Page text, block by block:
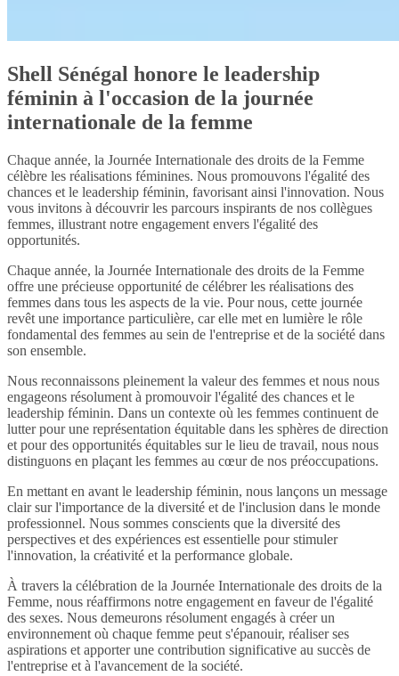
Shell Sénégal honore le leadership
féminin à l'occasion de la journée
internationale de la femme
Chaque année, la Journée Internationale des droits de la Femme
célèbre les réalisations féminines. Nous promouvons l'égalité des
chances et le leadership féminin, favorisant ainsi l'innovation. Nous
vous invitons à découvrir les parcours inspirants de nos collègues
femmes, illustrant notre engagement envers l'égalité des
opportunités.
Chaque année, la Journée Internationale des droits de la Femme
offre une précieuse opportunité de célébrer les réalisations des
femmes dans tous les aspects de la vie. Pour nous, cette journée
revêt une importance particulière, car elle met en lumière le rôle
fondamental des femmes au sein de l'entreprise et de la société dans
son ensemble.
Nous reconnaissons pleinement la valeur des femmes et nous nous
engageons résolument à promouvoir l'égalité des chances et le
leadership féminin. Dans un contexte où les femmes continuent de
lutter pour une représentation équitable dans les sphères de direction
et pour des opportunités équitables sur le lieu de travail, nous nous
distinguons en plaçant les femmes au cœur de nos préoccupations.
En mettant en avant le leadership féminin, nous lançons un message
clair sur l'importance de la diversité et de l'inclusion dans le monde
professionnel. Nous sommes conscients que la diversité des
perspectives et des expériences est essentielle pour stimuler
l'innovation, la créativité et la performance globale.
À travers la célébration de la Journée Internationale des droits de la
Femme, nous réaffirmons notre engagement en faveur de l'égalité
des sexes. Nous demeurons résolument engagés à créer un
environnement où chaque femme peut s'épanouir, réaliser ses
aspirations et apporter une contribution significative au succès de
l'entreprise et à l'avancement de la société.